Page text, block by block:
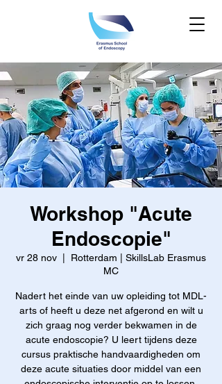
Workshop "Acute
Endoscopie"
vr 28 nov
Rotterdam | SkillsLab Erasmus
MC
Nadert het einde van uw opleiding tot MDL-
arts of heeft u deze net afgerond en wilt u
zich graag nog verder bekwamen in de
acute endoscopie? U leert tijdens deze
cursus praktische handvaardigheden om
deze acute situaties door middel van een